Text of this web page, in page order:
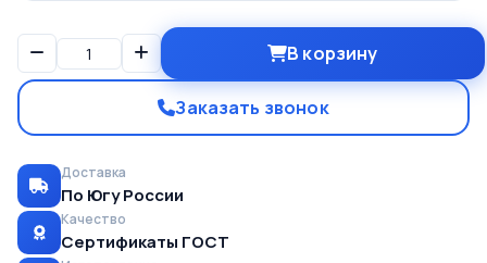
В корзину
Заказать звонок
Доставка
По Югу России
Качество
Сертификаты ГОСТ